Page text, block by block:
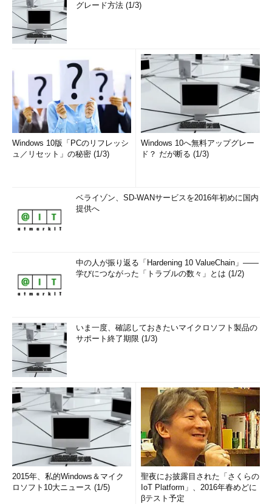
グレード方法 (1/3)
Windows 10版「PCのリフレッシ
ュ／リセット」の秘密 (1/3)
Windows 10へ無料アップグレー
ド？ だが断る (1/3)
ベライゾン、SD-WANサービスを2016年初めに国内
提供へ
中の人が振り返る「Hardening 10 ValueChain」――
学びにつながった「トラブルの数々」とは (1/2)
いま一度、確認しておきたいマイクロソフト製品の
サポート終了期限 (1/3)
2015年、私的Windows＆マイク
ロソフト10大ニュース (1/5)
聖夜にお披露目された「さくらの
IoT Platform」、2016年春めどに
βテスト予定